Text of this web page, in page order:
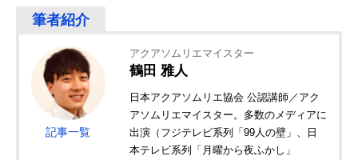
記事一覧
アクアソムリエマイスター
鶴田 雅人
日本アクアソムリエ協会 公認講師／アク
アソムリエマイスター。多数のメディアに
出演（フジテレビ系列「99人の壁」、日
本テレビ系列「月曜から夜ふかし」